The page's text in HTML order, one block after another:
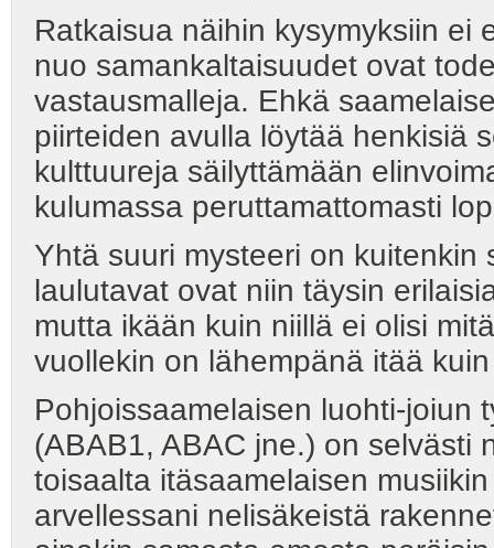
Ratkaisua näihin kysymyksiin ei
nuo samankaltaisuudet ovat
vastausmalleja. Ehkä
piirteiden avulla löytää henkisiä
kulttuureja säilyttämään
kulumassa peruttamattomasti
Yhtä suuri mysteeri on kuitenkin
laulutavat ovat niin täysin
mutta ikään kuin niillä ei olisi
vuollekin on lähempänä itää
Pohjoissaamelaisen luohti-joiun
(ABAB1, ABAC jne.) on selvästi
toisaalta itäsaamelaisen
arvellessani nelisäkeistä